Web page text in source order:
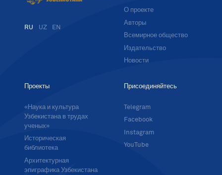
RU UZ EN
О проекте
Авторы
Всемирное общество
Издательство
Новости
Проекты
«Наука и культура
Узбекистана в трудах
ученых»
Историческая
библиотека
Архитектурная
эпиграфика Узбекистана
Присоединяйтесь
Telegram
Facebook
Instagram
YouTube